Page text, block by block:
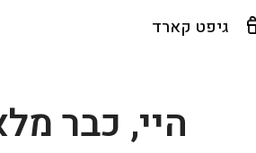
היי, כבר מלאו
גיפט קארד